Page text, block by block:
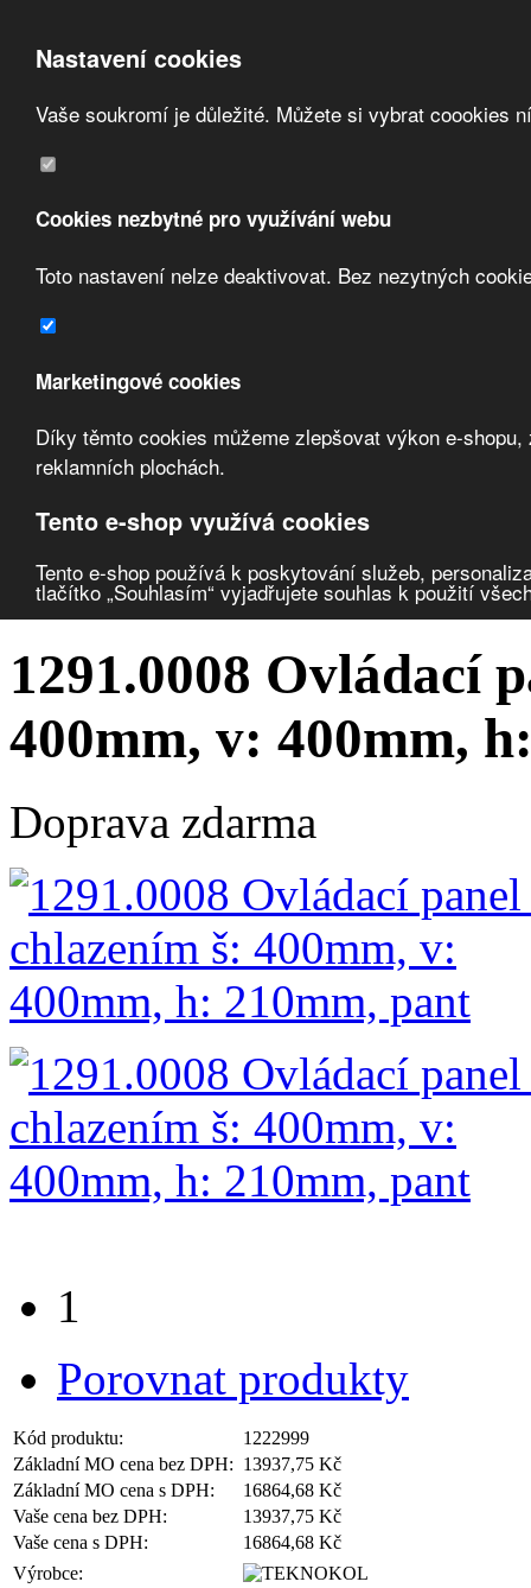
Nastavení cookies
Vaše soukromí je důležité. Můžete si vybrat coookies
Cookies nezbytné pro využívání webu
Toto nastavení nelze deaktivovat. Bez nezytných
Marketingové cookies
Díky těmto cookies můžeme zlepšovat výkon e-
reklamních plochách.
Tento e-shop využívá cookies
Tento e-shop používá k poskytování služeb,
tlačítko „Souhlasím“ vyjadřujete souhlas k použití
Přeskočit na hlavní obsah/Přeskočit na doplňující obsah
Kontakt
Zvolte měnu:
Přihlásit uživatele
Porovnat produkty 0
Úvod Rozváděče a skříně systém nosných ramen ovládací panely
1291.0008 Ovládací
400mm, v: 400mm,
Doprava zdarma
1
Porovnat produkty
Kód produktu:
1222999
Základní MO cena bez DPH: 13937,75 Kč
Základní MO cena s DPH:
16864,68 Kč
Vaše cena bez DPH:
13937,75 Kč
Vaše cena s DPH:
16864,68 Kč
Výrobce: